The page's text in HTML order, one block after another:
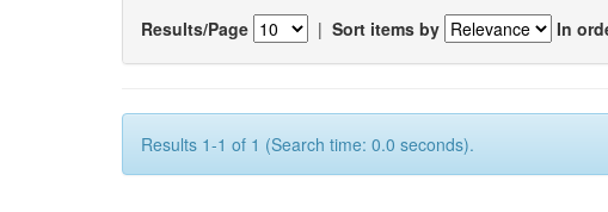
Results/Page | Sort items by In
Results 1-1 of 1 (Search time: 0.0 seconds).